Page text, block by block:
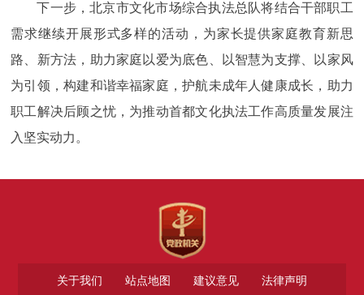
下一步，北京市文化市场综合执法总队将结合干部职工
需求继续开展形式多样的活动，为家长提供家庭教育新思
路、新方法，助力家庭以爱为底色、以智慧为支撑、以家风
为引领，构建和谐幸福家庭，护航未成年人健康成长，助力
职工解决后顾之忧，为推动首都文化执法工作高质量发展注
入坚实动力。
关于我们 站点地图 建议意见 法律声明